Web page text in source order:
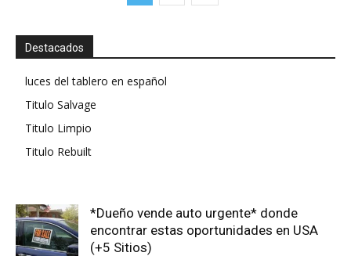
Destacados
luces del tablero en español
Titulo Salvage
Titulo Limpio
Titulo Rebuilt
*Dueño vende auto urgente* donde
encontrar estas oportunidades en USA
(+5 Sitios)